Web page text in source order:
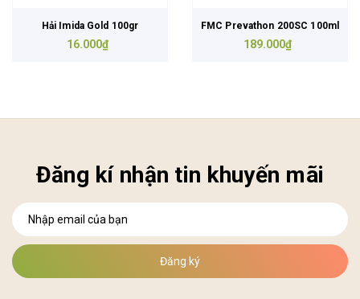
Hải Imida Gold 100gr
16.000₫
FMC Prevathon 200SC 100ml
189.000₫
Đăng kí nhận tin khuyến mãi
Đăng ký